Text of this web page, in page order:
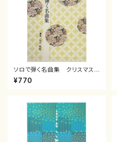
ソロで弾く名曲集 クリスマス・
イブ／恋人がサンタクロース(
箏独奏 /大平光美 編曲/楽
¥770